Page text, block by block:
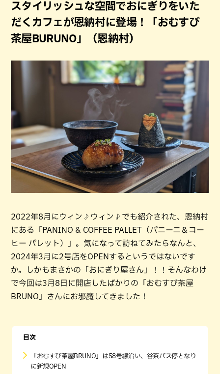
スタイリッシュな空間でおにぎりをいた
だくカフェが恩納村に登場！「おむすび
茶屋BURUNO」（恩納村）
2022年8月にウィン♪ウィン♪でも紹介された、恩納村
にある「PANINO & COFFEE PALLET（パニーニ＆コー
ヒー パレット）」。気になって訪ねてみたらなんと、
2024年3月に2号店をOPENするというではないです
か。しかもまさかの「おにぎり屋さん」！！そんなわけ
で今回は3月8日に開店したばかりの「おむすび茶屋
BRUNO」さんにお邪魔してきました！
目次
「おむすび茶屋BRUNO」は58号線沿い、谷茶バス停となり
に新規OPEN